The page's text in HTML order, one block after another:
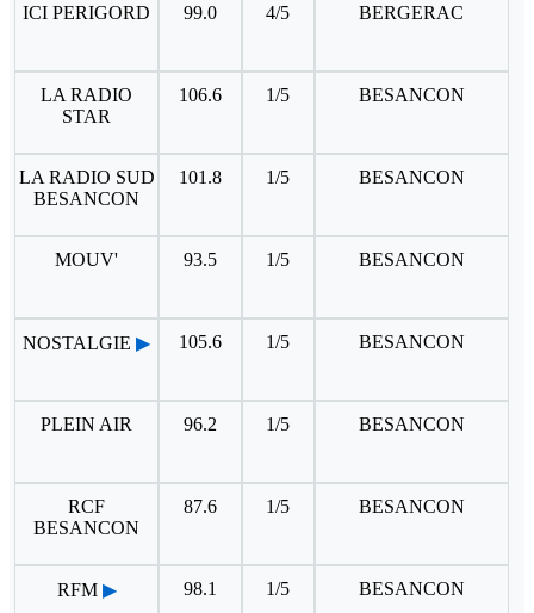
ICI PERIGORD 99.0 4/5 BERGERAC
LA RADIO
STAR
106.6 1/5 BESANCON
LA RADIO SUD
BESANCON
101.8 1/5 BESANCON
MOUV' 93.5 1/5 BESANCON
NOSTALGIE ▶ 105.6 1/5 BESANCON
PLEIN AIR 96.2 1/5 BESANCON
RCF
BESANCON
87.6 1/5 BESANCON
RFM ▶ 98.1 1/5 BESANCON